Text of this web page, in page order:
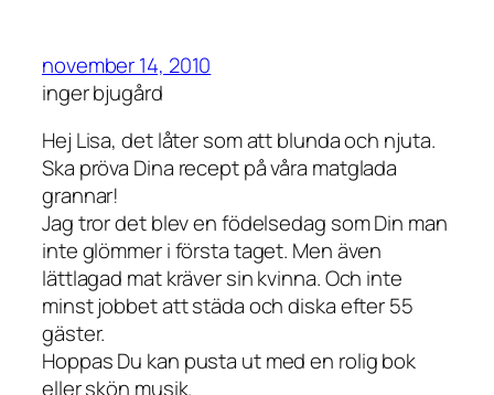
november 14, 2010
inger bjugård
Hej Lisa, det låter som att blunda och njuta.
Ska pröva Dina recept på våra matglada
grannar!
Jag tror det blev en födelsedag som Din man
inte glömmer i första taget. Men även
lättlagad mat kräver sin kvinna. Och inte
minst jobbet att städa och diska efter 55
gäster.
Hoppas Du kan pusta ut med en rolig bok
eller skön musik.